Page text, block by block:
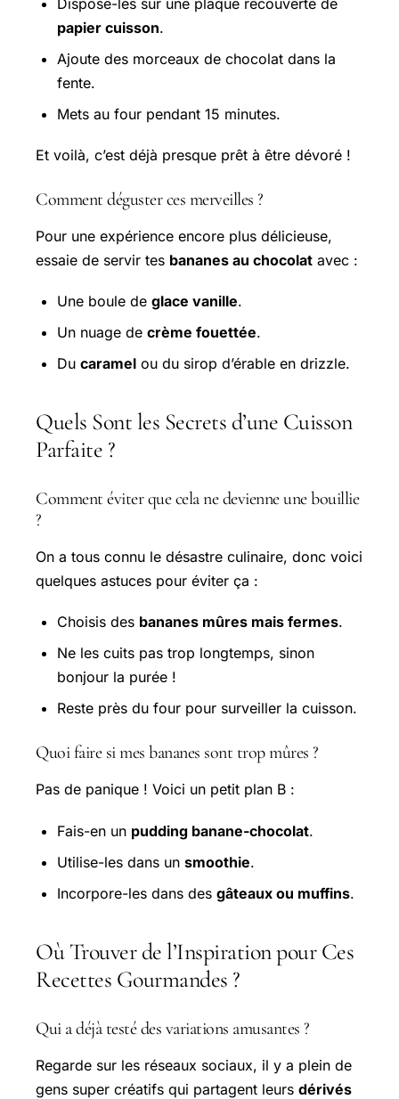
papier cuisson.
Ajoute des morceaux de chocolat dans la
fente.
Mets au four pendant 15 minutes.
Et voilà, c’est déjà presque prêt à être dévoré !
Comment déguster ces merveilles ?
Pour une expérience encore plus délicieuse,
essaie de servir tes bananes au chocolat avec :
Une boule de glace vanille.
Un nuage de crème fouettée.
Du caramel ou du sirop d’érable en drizzle.
Quels Sont les Secrets d’une Cuisson
Parfaite ?
Comment éviter que cela ne devienne une bouillie
?
On a tous connu le désastre culinaire, donc voici
quelques astuces pour éviter ça :
Choisis des bananes mûres mais fermes.
Ne les cuits pas trop longtemps, sinon
bonjour la purée !
Reste près du four pour surveiller la cuisson.
Quoi faire si mes bananes sont trop mûres ?
Pas de panique ! Voici un petit plan B :
Fais-en un pudding banane-chocolat.
Utilise-les dans un smoothie.
Incorpore-les dans des gâteaux ou muffins.
Où Trouver de l’Inspiration pour Ces
Recettes Gourmandes ?
Qui a déjà testé des variations amusantes ?
Regarde sur les réseaux sociaux, il y a plein de
gens super créatifs qui partagent leurs dérivés